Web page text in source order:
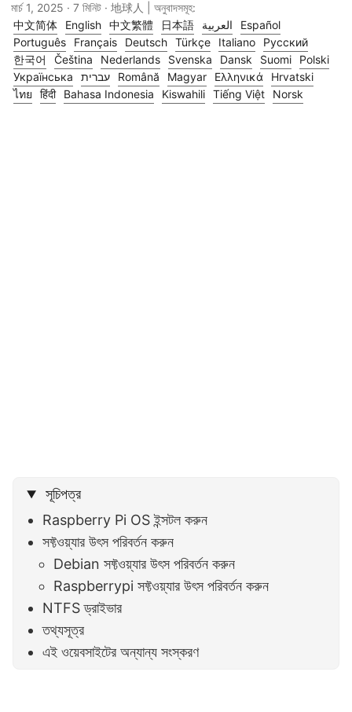
মার্চ 1, 2025 · 7 মিনিট · 地球人 | অনুবাদসমূহ:
中文简体
English 中文繁體 日本語 العربية
Español
Português
Français Deutsch Türkçe Italiano
Русский
한국어
Čeština Nederlands Svenska Dansk Suomi
Polski
Українська
עברית Română Magyar Ελληνικά
Hrvatski
ไทย
हिंदी Bahasa Indonesia Kiswahili Tiếng Việt Norsk
সূচিপত্র
Raspberry Pi OS ইন্সটল করুন
সফ্টওয়্যার উৎস পরিবর্তন করুন
Debian সফ্টওয়্যার উৎস পরিবর্তন করুন
Raspberrypi সফ্টওয়্যার উৎস পরিবর্তন করুন
NTFS ড্রাইভার
তথ্যসূত্র
এই ওয়েবসাইটের অন্যান্য সংস্করণ